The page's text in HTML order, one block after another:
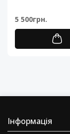
5 500грн.
Інформація